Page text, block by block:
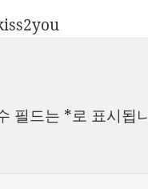
필드는 *로 표시됩